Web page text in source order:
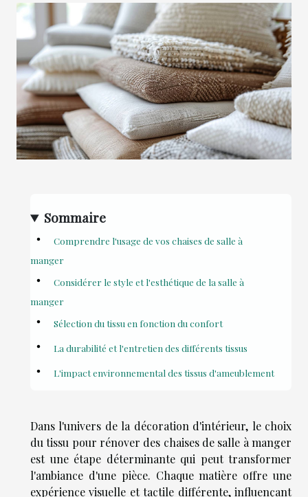
Sommaire
Comprendre l'usage de vos chaises de salle à
manger
Considérer le style et l'esthétique de la salle à
manger
Sélection du tissu en fonction du confort
La durabilité et l'entretien des différents tissus
L'impact environnemental des tissus d'ameublement
Dans l'univers de la décoration d'intérieur, le choix
du tissu pour rénover des chaises de salle à manger
est une étape déterminante qui peut transformer
l'ambiance d'une pièce. Chaque matière offre une
expérience visuelle et tactile différente, influençant